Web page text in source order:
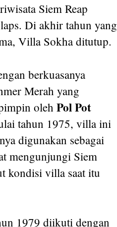
Siem Reap
Di akhir tahun yang
Villa Sokha ditutup.
berkuasanya
Merah yang
oleh Pol Pot
tahun 1975, villa ini
digunakan sebagai
mengunjungi Siem
kondisi villa saat itu
1979 diikuti dengan